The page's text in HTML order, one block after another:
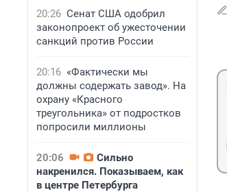
20:26 Сенат США одобрил
законопроект об ужесточении
санкций против России
20:16 «Фактически мы
должны содержать завод». На
охрану «Красного
треугольника» от подростков
попросили миллионы
20:06
Сильно
накренился. Показываем, как
в центре Петербурга